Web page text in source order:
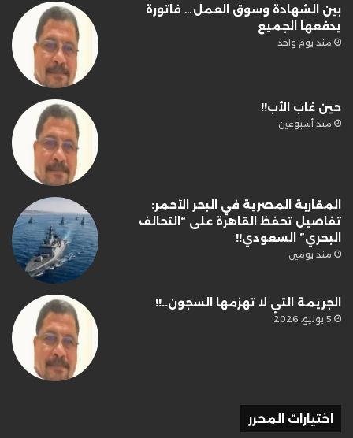
بين الشهادة وسوق العمل… فاتورة
يدفعها الجميع
منذ يوم واحد
حين غاب الأب!!
منذ أسبوعين
المقاربة المصرية في البحر الأحمر:
تفاصيل تحفظ القاهرة على “التحالف
البحري” السعودي!!
منذ يومين
الجريمة التي لا تهزمها السجون..!!
5 يوليو، 2026
اختيارات المحرر